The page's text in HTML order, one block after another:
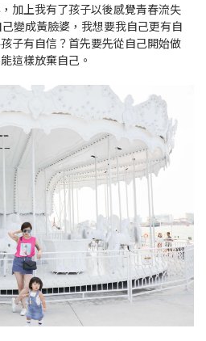
加上我有了孩子以後感覺青春流失
變成黃臉婆，我想要我自己更有自
子有自信？首先要先從自己開始做
這樣放棄自己。